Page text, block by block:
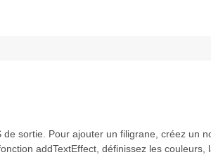
sortie. Pour ajouter un filigrane, créez un
addTextEffect, définissez les couleurs,